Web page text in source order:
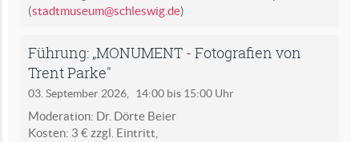
(stadtmuseum@schleswig.de)
Führung: „MONUMENT - Fotografien von
Trent Parke"
03. September 2026, 14:00 bis 15:00 Uhr
Moderation: Dr. Dörte Beier
Kosten: 3 € zzgl. Eintritt,